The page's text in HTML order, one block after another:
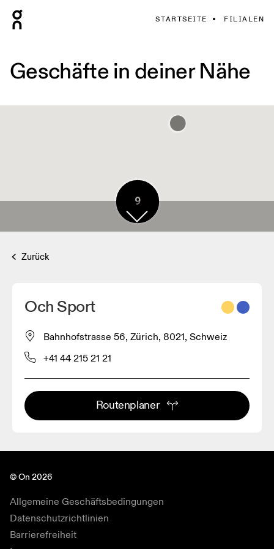
STARTSEITE FILIALEN
Geschäfte in deiner Nähe
9
Zurück
Och Sport
Bahnhofstrasse 56, Zürich, 8021, Schweiz
+41 44 215 21 21
Routenplaner
© On 2026
Allgemeine Geschäftsbedingungen
Datenschutzrichtlinien
Barrierefreiheit